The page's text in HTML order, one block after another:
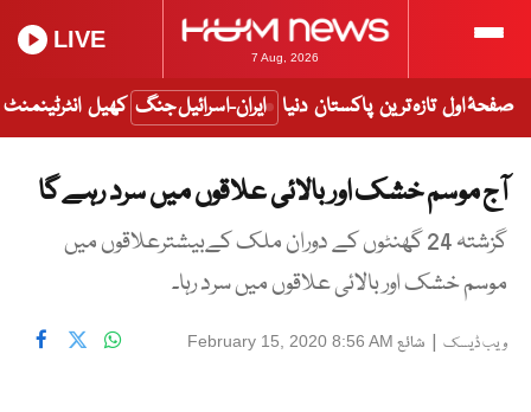
7 Aug, 2026
LIVE
صفحۂ اول تازہ ترین پاکستان دنیا ایران-اسرائیل جنگ کھیل انٹرٹینمنٹ
آج موسم خشک اور بالائی علاقوں میں سرد رہے گا
گزشتہ 24 گھنٹوں کے دوران ملک کےبیشترعلاقوں میں
موسم خشک اور بالائی علاقوں میں سرد رہا۔
ویب ڈیسک | شائع February 15, 2020 8:56 AM